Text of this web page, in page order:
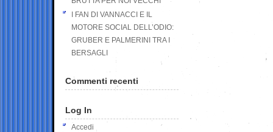
I FAN DI VANNACCI E IL
MOTORE SOCIAL DELL’ODIO:
GRUBER E PALMERINI TRA I
BERSAGLI
Commenti recenti
Log In
Accedi